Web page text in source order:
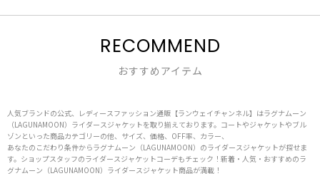
RECOMMEND
おすすめアイテム
人気ブランドの公式、レディースファッション通販【ランウェイチャンネル】はラグナムーン
（LAGUNAMOON）ライダースジャケットを取り揃えております。コートやジャケットやブル
ゾンといった商品カテゴリーの他、サイズ、価格、OFF率、カラー、
あなたのこだわり条件からラグナムーン（LAGUNAMOON）のライダースジャケットが探せま
す。ショップスタッフのライダースジャケットコーデもチェック！新着・人気・おすすめのラ
グナムーン（LAGUNAMOON）ライダースジャケット商品が満載！